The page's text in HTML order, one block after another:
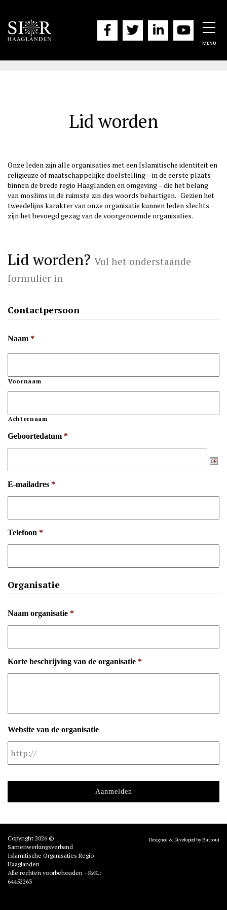
MENU
Lid worden
Onze leden zijn alle organisaties met een Islamitische identiteit en
religieuze of maatschappelijke doelstelling – in de eerste plaats
binnen de brede regio Haaglanden en omgeving – die het belang
van moslims in de ruimste zin des woords behartigen. Gezien het
tweedelijns karakter van onze organisatie kunnen leden slechts
zijn het bevoegd gezag van de voorgenoemde organisaties.
Lid worden? Vul het onderstaande
formulier in
Contactpersoon
Naam *
Voornaam
Achternaam
Geboortedatum *
E-mailadres *
Telefoon *
Organisatie
Naam organisatie *
Korte beschrijving van de organisatie *
Website van de organisatie
Copyright 2026 ©
Samenwerkingsverband
Islamitische Organisaties Regio
Haaglanden
Alle rechten voorbehouden - KvK.:
64452263
Designed & Developed by Battoui